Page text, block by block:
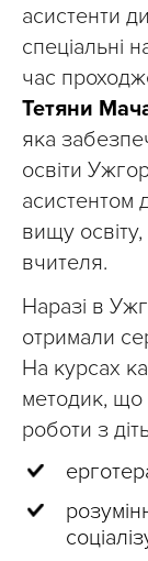
асистенти
спеціальні
час
Тетяни
яка
освіти
асистентом
вищу
вчителя.
Наразі в
отримали
На курсах
методик, що
роботи з